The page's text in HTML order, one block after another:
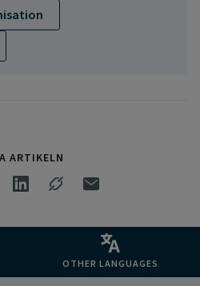
ARTIKELN
OTHER LANGUAGES